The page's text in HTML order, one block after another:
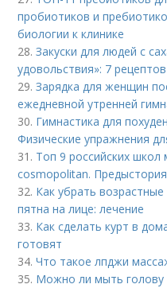
пробиотиков и
биологии к клинике
28.Закуски для людей с
удовольствия»: 7
29.Зарядка для женщин
ежедневной утренней
30. Гимнастика для
Физические упражнения
31. Топ 9 российских
cosmopolitan.
32. Как убрать
пятна на лице: лечение
33. Как сделать курт в
готовят
34.Что такое лпджи
35. Можно ли мыть голову